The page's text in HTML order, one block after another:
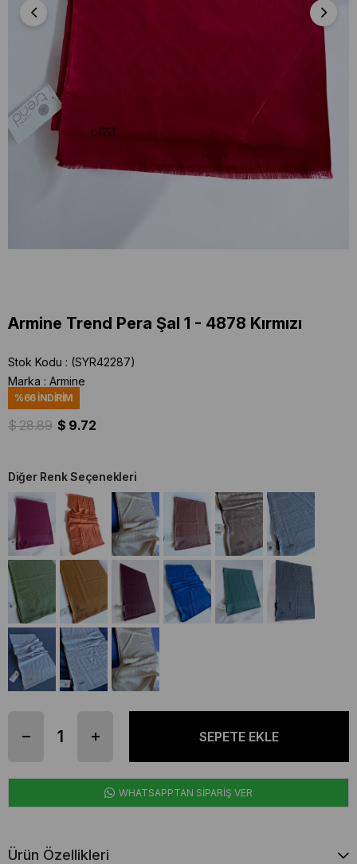
Armine Trend Pera Şal 1 - 4878 Kırmızı
Stok Kodu
(SYR42287)
Marka : Armine
%66İNDIRIM
$ 28.89 $ 9.72
Diğer Renk Seçenekleri
WHATSAPPTAN SİPARİŞ VER
Ürün Özellikleri